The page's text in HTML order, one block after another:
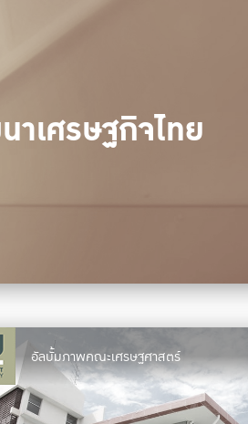
เศรษฐกิจไทย
อัลบั้มภาพคณะเศรษฐศาสตร์